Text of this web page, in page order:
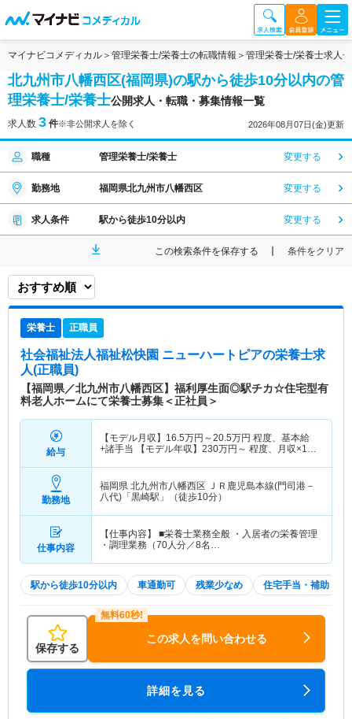
マイナビコメディカル 管理栄養士/栄養士の転職情報 管理栄養士/栄養士求人
北九州市八幡西区(福岡県)の駅から徒歩10分以内の管
理栄養士/栄養士公開求人・転職・募集情報一覧
求人数 3 件※非公開求人を除く 2026年08月07日(金)更新
職種 管理栄養士/栄養士 変更する
勤務地 福岡県北九州市八幡西区 変更する
求人条件 駅から徒歩10分以内 変更する
この検索条件を保存する 条件をクリア
栄養士 正職員
社会福祉法人福祉松快園 ニューハートピアの栄養士求
人(正職員)
【福岡県／北九州市八幡西区】福利厚生面◎駅チカ☆住宅型有
料老人ホームにて栄養士募集＜正社員＞
給与
【モデル月収】 16.5万円～20.5万円 程度、基本給
+諸手当 【モデル年収】 230万円～ 程度、月収×12
勤務地
福岡県 北九州市八幡西区 ＪＲ鹿児島本線(門司港－
八代)「黒崎駅」（徒歩10分）
仕事内容
【仕事内容】 ■栄養士業務全般 ・入居者の栄養管理
・調理業務（70人分／8名…
駅から徒歩10分以内 車通勤可 残業少なめ 住宅手当・補助
保存する
この求人を問い合わせる
詳細を見る